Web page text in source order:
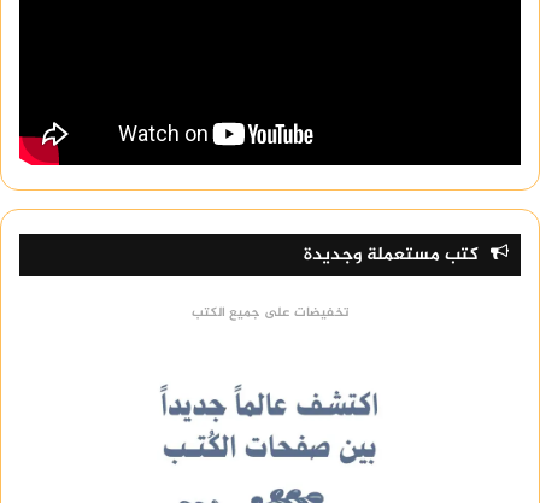
كتب مستعملة وجديدة
تخفيضات على جميع الكتب